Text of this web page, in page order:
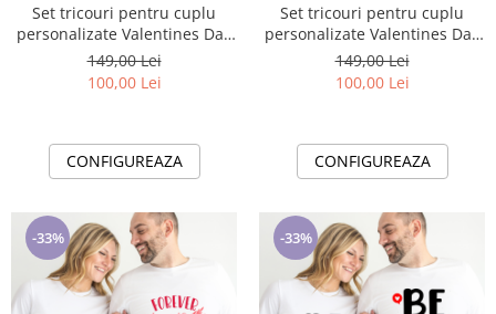
Set tricouri pentru cuplu
personalizate Valentines Day
VD2422
149,00 Lei
100,00 Lei
CONFIGUREAZA
Set tricouri pentru cuplu
personalizate Valentines Day
VD2423 His Queen
149,00 Lei
100,00 Lei
CONFIGUREAZA
-33% -33%